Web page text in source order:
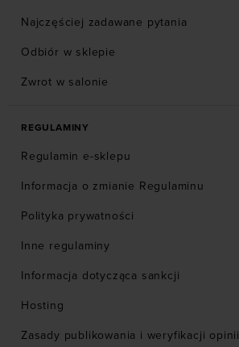
Najczęściej zadawane pytania
Odbiór w sklepie
Zwrot w salonie
REGULAMINY
Regulamin e-sklepu
Informacja o zmianie Regulaminu
Polityka prywatności
Inne regulaminy
Informacja dotycząca sankcji
Hosting
Zasady publikowania i weryfikacji opinii